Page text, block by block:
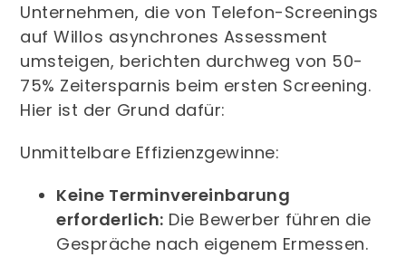
Unternehmen, die von Telefon-Screenings
auf Willos asynchrones Assessment
umsteigen, berichten durchweg von 50-
75% Zeitersparnis beim ersten Screening.
Hier ist der Grund dafür:
Unmittelbare Effizienzgewinne:
Keine Terminvereinbarung
erforderlich: Die Bewerber führen die
Gespräche nach eigenem Ermessen.